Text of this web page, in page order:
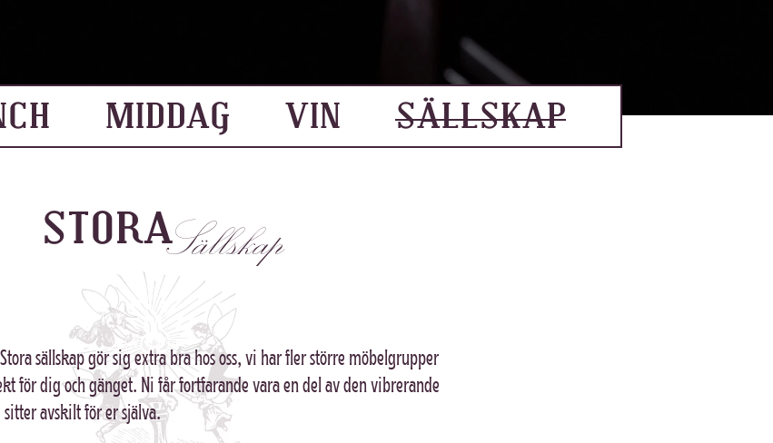
MIDDAG VIN SÄLLSKAP
STORASällskap
sällskap gör sig extra bra hos oss, vi har fler större möbelgrupper
för dig och gänget. Ni får fortfarande vara en del av den vibrerande
avskilt för er själva.